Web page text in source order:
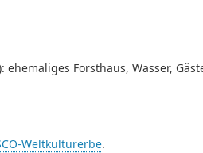
ehemaliges Forsthaus, Wasser,
Weltkulturerbe.